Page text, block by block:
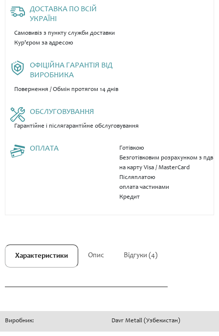
ДОСТАВКА ПО ВСІЙ
УКРАЇНІ
Самовивіз з пункту служби доставки
Кур'єром за адресою
ОФІЦІЙНА ГАРАНТІЯ ВІД
ВИРОБНИКА
Повернення / Обмін протягом 14 днів
ОБСЛУГОВУВАННЯ
Гарантійне і післягарантійне обслуговування
ОПЛАТА
Готівкою
Безготівковим розрахунком з пдв
на карту Visa / MasterCard
Післяплатою
оплата частинами
Кредит
Характеристики Опис Відгуки (4)
Виробник: Davr Metall (Узбекистан)